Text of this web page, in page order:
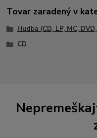
Tovar zaradený v
Hudba (CD, LP, MC,
CD